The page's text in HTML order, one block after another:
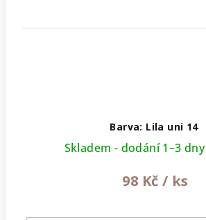
Barva: Lila uni 14
Skladem - dodání 1–3 dny
98 Kč / ks